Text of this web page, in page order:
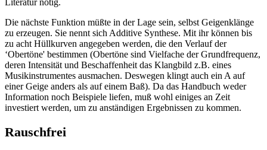
Literatur nötig.
Die nächste Funktion müßte in der Lage sein, selbst Geigenklänge
zu erzeugen. Sie nennt sich Additive Synthese. Mit ihr können bis
zu acht Hüllkurven angegeben werden, die den Verlauf der
‘Obertöne' bestimmen (Obertöne sind Vielfache der Grundfrequenz,
deren Intensität und Beschaffenheit das Klangbild z.B. eines
Musikinstrumentes ausmachen. Deswegen klingt auch ein A auf
einer Geige anders als auf einem Baß). Da das Handbuch weder
Information noch Beispiele liefen, muß wohl einiges an Zeit
investiert werden, um zu anständigen Ergebnissen zu kommen.
Rauschfrei